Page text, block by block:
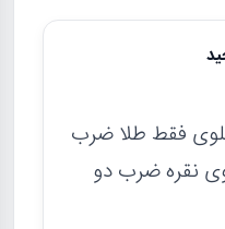
فقط طلا ضرب
نقره ضرب دو